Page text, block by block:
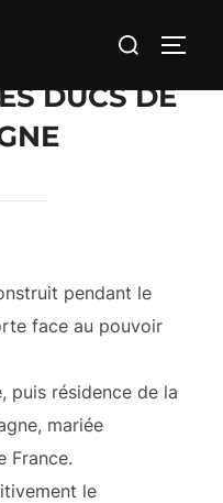
Rechercher :
DUCS DE
pendant le
face au pouvoir
puis résidence de la
mariée
France.
le